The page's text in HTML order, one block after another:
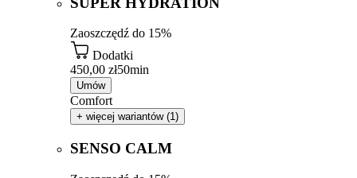
Zaoszczędź do 15%
Dodatki
450,00 zł50min
Umów
Comfort
+ więcej wariantów (1)
SENSO CALM